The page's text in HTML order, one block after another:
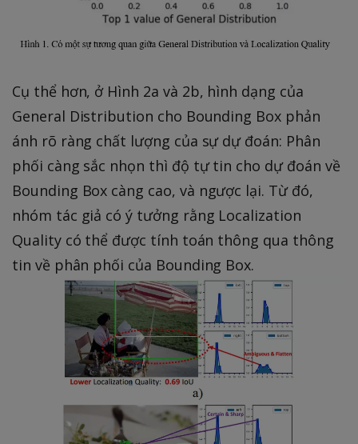
Cụ thể hơn, ở Hình 2a và 2b, hình dạng của
General Distribution cho Bounding Box phản
ánh rõ ràng chất lượng của sự dự đoán: Phân
phối càng sắc nhọn thì độ tự tin cho dự đoán về
Bounding Box càng cao, và ngược lại. Từ đó,
nhóm tác giả có ý tưởng rằng Localization
Quality có thể được tính toán thông qua thông
tin về phân phối của Bounding Box.